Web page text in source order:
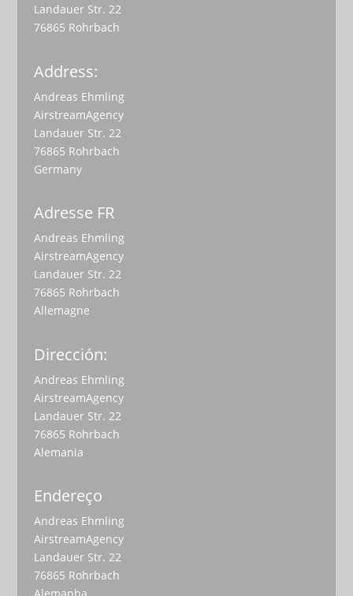
Landauer Str. 22
76865 Rohrbach
Address:
Andreas Ehmling
AirstreamAgency
Landauer Str. 22
76865 Rohrbach
Germany
Adresse FR
Andreas Ehmling
AirstreamAgency
Landauer Str. 22
76865 Rohrbach
Allemagne
Dirección:
Andreas Ehmling
AirstreamAgency
Landauer Str. 22
76865 Rohrbach
Alemania
Endereço
Andreas Ehmling
AirstreamAgency
Landauer Str. 22
76865 Rohrbach